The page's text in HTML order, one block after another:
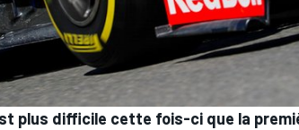
plus difficile cette fois-ci que la